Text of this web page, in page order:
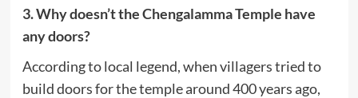
3. Why doesn’t the Chengalamma Temple have
any doors?
According to local legend, when villagers tried to
build doors for the temple around 400 years ago,